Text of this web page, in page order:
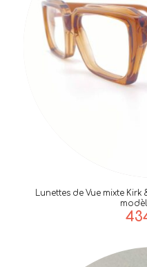
Lunettes de Vue mixte